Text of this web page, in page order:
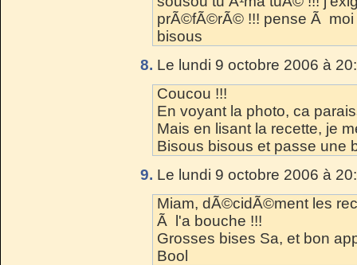
prÃ©fÃ©rÃ© !!! pense Ã
bisous
8. Le lundi 9 octobre 2006 à
Coucou !!!
En voyant la photo, ca
Mais en lisant la recette, je
Bisous bisous et passe une
9. Le lundi 9 octobre 2006 à
Miam, dÃ©cidÃ©ment les
Ã l'a bouche !!!
Grosses bises Sa, et bon
Bool